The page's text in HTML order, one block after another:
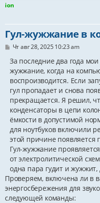
ion
Гул-жужжание в
С
о
щ
е
н
и
е
Чт авг 28, 2025 10:23 am
За последние два года
жужжание, когда на
воспроизводится. Если
гул пропадает и снова
прекращается. Я решил,
конденсаторы в цепи
ёмкости в допустимой
для ноутбуков включили
этой причине появляется
Гул-жужжание
от электролитической
одна пара гудит и
Проверяем, включена ли в
энергосбережения для
следующей команды: